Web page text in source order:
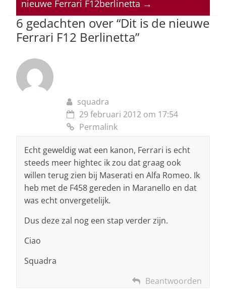
p o
k
nieuwe Ferrari F12berlinetta →
6 gedachten over “Dit is de nieuwe
Ferrari F12 Berlinetta”
squadra
29 februari 2012 om 17:54
Permalink
Echt geweldig wat een kanon, Ferrari is echt
steeds meer hightec ik zou dat graag ook
willen terug zien bij Maserati en Alfa Romeo. Ik
heb met de F458 gereden in Maranello en dat
was echt onvergetelijk.
Dus deze zal nog een stap verder zijn.
Ciao
Squadra
Beantwoorden